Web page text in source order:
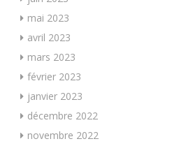
mai 2023
avril 2023
mars 2023
février 2023
janvier 2023
décembre 2022
novembre 2022